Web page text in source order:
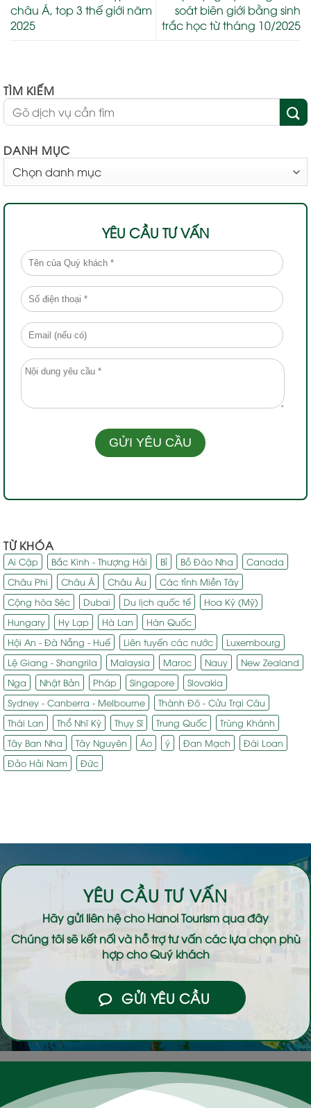
châu Á, top 3 thế giới năm
2025
soát biên giới bằng sinh
trắc học từ tháng 10/2025
TÌM KIẾM
DANH MỤC
MỤC
YÊU CẦU TƯ VẤN
TỪ KHÓA
Ai Cập Bắc Kinh - Thượng Hải Bỉ Bồ Đào Nha
Canada
Châu Phi
Châu Á Châu Âu
Các tỉnh Miền Tây
Cộng hòa Séc
Dubai Du lịch quốc tế
Hoa Kỳ (Mỹ)
Hungary
Hy Lạp Hà Lan
Hàn Quốc
Hội An - Đà Nẵng - Huế
Liên tuyến các nước
Luxembourg
Lệ Giang - Shangrila
Malaysia Maroc Nauy
New Zealand
Nga
Nhật Bản Pháp Singapore
Slovakia
Sydney - Canberra - Melbourne
Thành Đô - Cửu Trại Câu
Thái Lan
Thổ Nhĩ Kỳ Thụy Sĩ Trung Quốc
Trùng Khánh
Tây Ban Nha
Tây Nguyên Áo ý Đan Mạch
Đài Loan
Đảo Hải Nam
Đức
YÊU CẦU TƯ VẤN
Hãy gửi liên hệ choHanoi Tourismqua đây
Chúng tôi sẽ kết nối và hỗ trợ tư vấn các lựa chọn phù
hợp cho Quý khách
GỬI YÊU CẦU